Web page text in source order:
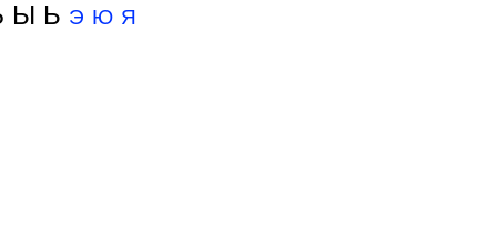
Ы Ь Э Ю Я